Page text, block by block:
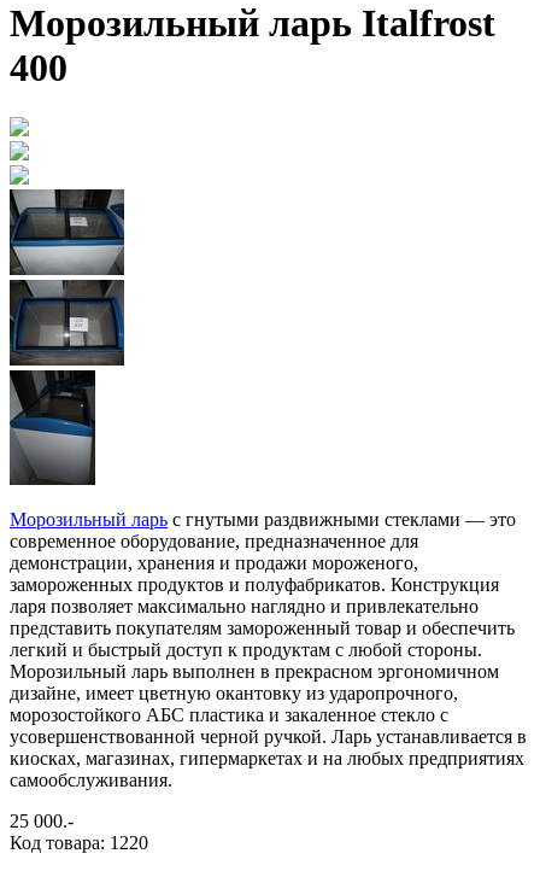
Морозильный ларь Italfrost
400
Морозильный ларь с гнутыми раздвижными стеклами — это
современное оборудование, предназначенное для
демонстрации, хранения и продажи мороженого,
замороженных продуктов и полуфабрикатов. Конструкция
ларя позволяет максимально наглядно и привлекательно
представить покупателям замороженный товар и обеспечить
легкий и быстрый доступ к продуктам с любой стороны.
Морозильный ларь выполнен в прекрасном эргономичном
дизайне, имеет цветную окантовку из ударопрочного,
морозостойкого АБС пластика и закаленное стекло с
усовершенствованной черной ручкой. Ларь устанавливается в
киосках, магазинах, гипермаркетах и на любых предприятиях
самообслуживания.
25 000.-
Код товара: 1220